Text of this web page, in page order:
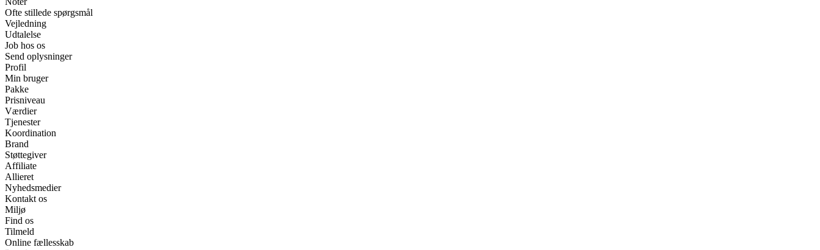
Ofte stillede spørgsmål
Vejledning
Udtalelse
Job hos os
Send oplysninger
Profil
Min bruger
Pakke
Prisniveau
Værdier
Tjenester
Koordination
Brand
Støttegiver
Affiliate
Allieret
Nyhedsmedier
Kontakt os
Miljø
Find os
Tilmeld
Online fællesskab